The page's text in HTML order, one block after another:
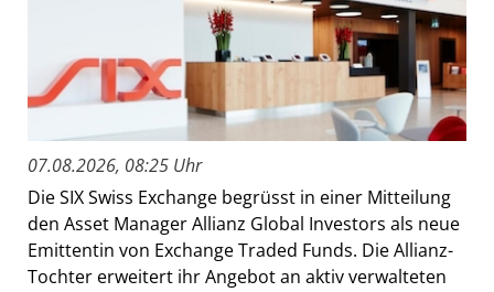
07.08.2026, 08:25 Uhr
Die SIX Swiss Exchange begrüsst in einer Mitteilung
den Asset Manager Allianz Global Investors als neue
Emittentin von Exchange Traded Funds. Die Allianz-
Tochter erweitert ihr Angebot an aktiv verwalteten